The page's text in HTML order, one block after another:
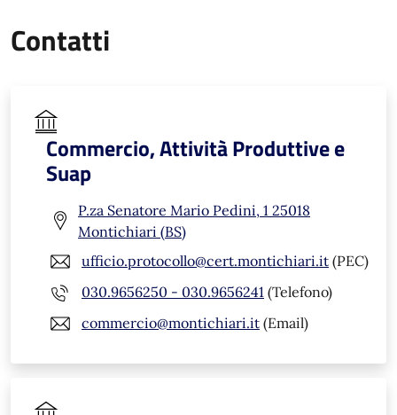
Contatti
Commercio, Attività Produttive e
Suap
P.za Senatore Mario Pedini, 1 25018
Montichiari (BS)
ufficio.protocollo@cert.montichiari.it (PEC)
030.9656250 - 030.9656241 (Telefono)
commercio@montichiari.it (Email)